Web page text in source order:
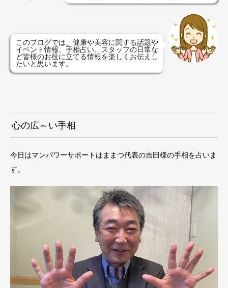
このブログでは、健康や美容に関する話題や
イベント情報、手相占い、スタッフの日常な
ど皆様のお役に立てる情報を楽しくお伝えし
たいと思います。
心の広～い手相
今日はマンパワーサポートはままつ代表の吉田様の手相を占いま
す。